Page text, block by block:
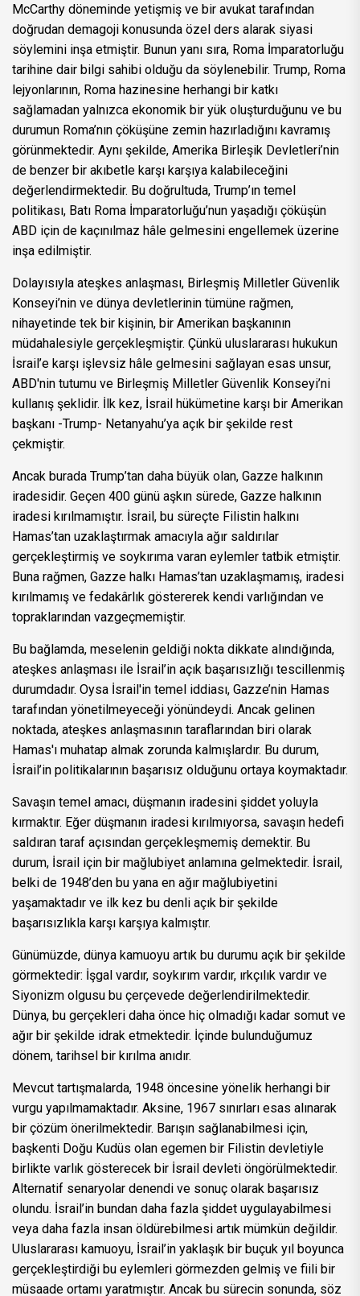
McCarthy döneminde yetişmiş ve bir avukat tarafından
doğrudan demagoji konusunda özel ders alarak siyasi
söylemini inşa etmiştir. Bunun yanı sıra, Roma İmparatorluğu
tarihine dair bilgi sahibi olduğu da söylenebilir. Trump, Roma
lejyonlarının, Roma hazinesine herhangi bir katkı
sağlamadan yalnızca ekonomik bir yük oluşturduğunu ve bu
durumun Roma’nın çöküşüne zemin hazırladığını kavramış
görünmektedir. Aynı şekilde, Amerika Birleşik Devletleri’nin
de benzer bir akıbetle karşı karşıya kalabileceğini
değerlendirmektedir. Bu doğrultuda, Trump’ın temel
politikası, Batı Roma İmparatorluğu’nun yaşadığı çöküşün
ABD için de kaçınılmaz hâle gelmesini engellemek üzerine
inşa edilmiştir.
Dolayısıyla ateşkes anlaşması, Birleşmiş Milletler Güvenlik
Konseyi’nin ve dünya devletlerinin tümüne rağmen,
nihayetinde tek bir kişinin, bir Amerikan başkanının
müdahalesiyle gerçekleşmiştir. Çünkü uluslararası hukukun
İsrail’e karşı işlevsiz hâle gelmesini sağlayan esas unsur,
ABD'nin tutumu ve Birleşmiş Milletler Güvenlik Konseyi’ni
kullanış şeklidir. İlk kez, İsrail hükümetine karşı bir Amerikan
başkanı -Trump- Netanyahu’ya açık bir şekilde rest
çekmiştir.
Ancak burada Trump’tan daha büyük olan, Gazze halkının
iradesidir. Geçen 400 günü aşkın sürede, Gazze halkının
iradesi kırılmamıştır. İsrail, bu süreçte Filistin halkını
Hamas’tan uzaklaştırmak amacıyla ağır saldırılar
gerçekleştirmiş ve soykırıma varan eylemler tatbik etmiştir.
Buna rağmen, Gazze halkı Hamas’tan uzaklaşmamış, iradesi
kırılmamış ve fedakârlık göstererek kendi varlığından ve
topraklarından vazgeçmemiştir.
Bu bağlamda, meselenin geldiği nokta dikkate alındığında,
ateşkes anlaşması ile İsrail’in açık başarısızlığı tescillenmiş
durumdadır. Oysa İsrail'in temel iddiası, Gazze’nin Hamas
tarafından yönetilmeyeceği yönündeydi. Ancak gelinen
noktada, ateşkes anlaşmasının taraflarından biri olarak
Hamas'ı muhatap almak zorunda kalmışlardır. Bu durum,
İsrail’in politikalarının başarısız olduğunu ortaya koymaktadır.
Savaşın temel amacı, düşmanın iradesini şiddet yoluyla
kırmaktır. Eğer düşmanın iradesi kırılmıyorsa, savaşın hedefi
saldıran taraf açısından gerçekleşmemiş demektir. Bu
durum, İsrail için bir mağlubiyet anlamına gelmektedir. İsrail,
belki de 1948’den bu yana en ağır mağlubiyetini
yaşamaktadır ve ilk kez bu denli açık bir şekilde
başarısızlıkla karşı karşıya kalmıştır.
Günümüzde, dünya kamuoyu artık bu durumu açık bir şekilde
görmektedir: İşgal vardır, soykırım vardır, ırkçılık vardır ve
Siyonizm olgusu bu çerçevede değerlendirilmektedir.
Dünya, bu gerçekleri daha önce hiç olmadığı kadar somut ve
ağır bir şekilde idrak etmektedir. İçinde bulunduğumuz
dönem, tarihsel bir kırılma anıdır.
Mevcut tartışmalarda, 1948 öncesine yönelik herhangi bir
vurgu yapılmamaktadır. Aksine, 1967 sınırları esas alınarak
bir çözüm önerilmektedir. Barışın sağlanabilmesi için,
başkenti Doğu Kudüs olan egemen bir Filistin devletiyle
birlikte varlık gösterecek bir İsrail devleti öngörülmektedir.
Alternatif senaryolar denendi ve sonuç olarak başarısız
olundu. İsrail’in bundan daha fazla şiddet uygulayabilmesi
veya daha fazla insan öldürebilmesi artık mümkün değildir.
Uluslararası kamuoyu, İsrail’in yaklaşık bir buçuk yıl boyunca
gerçekleştirdiği bu eylemleri görmezden gelmiş ve fiili bir
müsaade ortamı yaratmıştır. Ancak bu sürecin sonunda, söz